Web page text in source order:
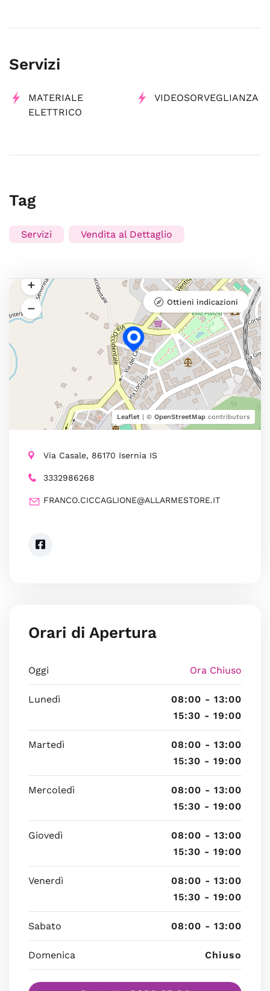
Servizi
MATERIALE
ELETTRICO
VIDEOSORVEGLIANZA
Tag
Servizi Vendita al Dettaglio
Leaflet | © OpenStreetMap contributors
Ottieni indicazioni
Via Casale, 86170 Isernia IS
3332986268
FRANCO.CICCAGLIONE@ALLARMESTORE.IT
Orari di Apertura
Oggi Ora Chiuso
Lunedì
08:00 - 13:00
15:30 - 19:00
Martedì
08:00 - 13:00
15:30 - 19:00
Mercoledì
08:00 - 13:00
15:30 - 19:00
Giovedì
08:00 - 13:00
15:30 - 19:00
Venerdì
08:00 - 13:00
15:30 - 19:00
Sabato 08:00 - 13:00
Domenica Chiuso